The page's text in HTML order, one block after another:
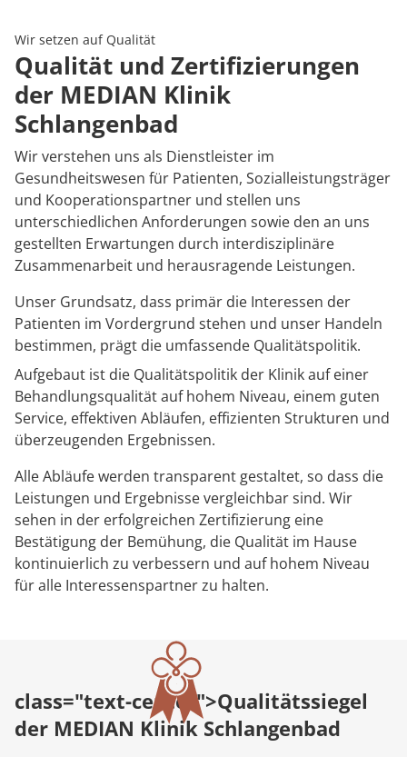
Wir setzen auf Qualität
Qualität und Zertifizierungen
der MEDIAN Klinik
Schlangenbad
Wir verstehen uns als Dienstleister im
Gesundheitswesen für Patienten, Sozialleistungsträger
und Kooperationspartner und stellen uns
unterschiedlichen Anforderungen sowie den an uns
gestellten Erwartungen durch interdisziplinäre
Zusammenarbeit und herausragende Leistungen.
Unser Grundsatz, dass primär die Interessen der
Patienten im Vordergrund stehen und unser Handeln
bestimmen, prägt die umfassende Qualitätspolitik.
Aufgebaut ist die Qualitätspolitik der Klinik auf einer
Behandlungsqualität auf hohem Niveau, einem guten
Service, effektiven Abläufen, effizienten Strukturen und
überzeugenden Ergebnissen.
Alle Abläufe werden transparent gestaltet, so dass die
Leistungen und Ergebnisse vergleichbar sind. Wir
sehen in der erfolgreichen Zertifizierung eine
Bestätigung der Bemühung, die Qualität im Hause
kontinuierlich zu verbessern und auf hohem Niveau
für alle Interessenspartner zu halten.
class="text-center">Qualitätssiegel
der MEDIAN Klinik Schlangenbad